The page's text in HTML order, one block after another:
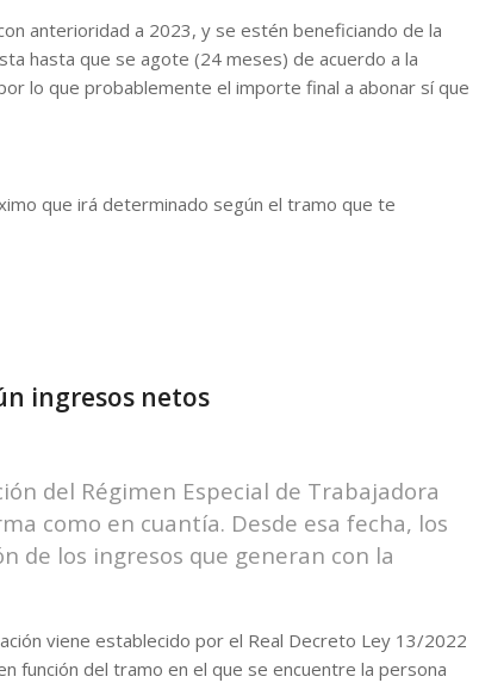
anterioridad a 2023, y se estén beneficiando de la
hasta que se agote (24 meses) de acuerdo a la
lo que probablemente el importe final a abonar sí que
que irá determinado según el tramo que te
ingresos netos
del Régimen Especial de Trabajadora
como en cuantía. Desde esa fecha, los
de los ingresos que generan con la
viene establecido por el Real Decreto Ley 13/2022
función del tramo en el que se encuentre la persona